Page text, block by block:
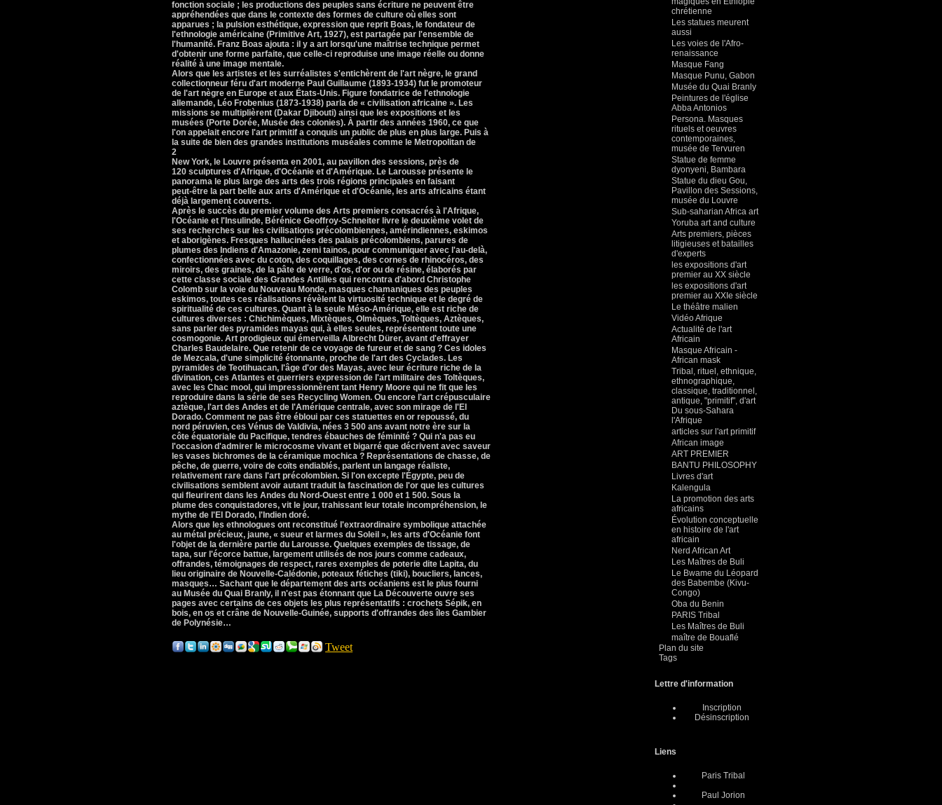
fonction sociale ; les productions des peuples sans écriture ne peuvent être
appréhendées que dans le contexte des formes de culture où elles sont
apparues ; la pulsion esthétique, expression que reprit Boas, le fondateur de
l'ethnologie américaine (Primitive Art, 1927), est partagée par l'ensemble de
l'humanité. Franz Boas ajouta : il y a art lorsqu'une maîtrise technique permet
d'obtenir une forme parfaite, que celle-ci reproduise une image réelle ou donne
réalité à une image mentale.
Alors que les artistes et les surréalistes s'entichèrent de l'art nègre, le grand
collectionneur féru d'art moderne Paul Guillaume (1893-1934) fut le promoteur
de l'art nègre en Europe et aux États-Unis. Figure fondatrice de l'ethnologie
allemande, Léo Frobenius (1873-1938) parla de « civilisation africaine ». Les
missions se multiplièrent (Dakar Djibouti) ainsi que les expositions et les
musées (Porte Dorée, Musée des colonies). À partir des années 1960, ce que
l'on appelait encore l'art primitif a conquis un public de plus en plus large. Puis à
la suite de bien des grandes institutions muséales comme le Metropolitan de
2
New York, le Louvre présenta en 2001, au pavillon des sessions, près de
120 sculptures d'Afrique, d'Océanie et d'Amérique. Le Larousse présente le
panorama le plus large des arts des trois régions principales en faisant
peut-être la part belle aux arts d'Amérique et d'Océanie, les arts africains étant
déjà largement couverts.
Après le succès du premier volume des Arts premiers consacrés à l'Afrique,
l'Océanie et l'Insulinde, Bérénice Geoffroy-Schneiter livre le deuxième volet de
ses recherches sur les civilisations précolombiennes, amérindiennes, eskimos
et aborigènes. Fresques hallucinées des palais précolombiens, parures de
plumes des Indiens d'Amazonie, zemi taïnos, pour communiquer avec l'au-delà,
confectionnées avec du coton, des coquillages, des cornes de rhinocéros, des
miroirs, des graines, de la pâte de verre, d'os, d'or ou de résine, élaborés par
cette classe sociale des Grandes Antilles qui rencontra d'abord Christophe
Colomb sur la voie du Nouveau Monde, masques chamaniques des peuples
eskimos, toutes ces réalisations révèlent la virtuosité technique et le degré de
spiritualité de ces cultures. Quant à la seule Méso-Amérique, elle est riche de
cultures diverses : Chichimèques, Mixtèques, Olmèques, Toltèques, Aztèques,
sans parler des pyramides mayas qui, à elles seules, représentent toute une
cosmogonie. Art prodigieux qui émerveilla Albrecht Dürer, avant d'effrayer
Charles Baudelaire. Que retenir de ce voyage de fureur et de sang ? Ces idoles
de Mezcala, d'une simplicité étonnante, proche de l'art des Cyclades. Les
pyramides de Teotihuacan, l'âge d'or des Mayas, avec leur écriture riche de la
divination, ces Atlantes et guerriers expression de l'art militaire des Toltèques,
avec les Chac mool, qui impressionnèrent tant Henry Moore qui ne fit que les
reproduire dans la série de ses Recycling Women. Ou encore l'art crépusculaire
aztèque, l'art des Andes et de l'Amérique centrale, avec son mirage de l'El
Dorado. Comment ne pas être ébloui par ces statuettes en or repoussé, du
nord péruvien, ces Vénus de Valdivia, nées 3 500 ans avant notre ère sur la
côte équatoriale du Pacifique, tendres ébauches de féminité ? Qui n'a pas eu
l'occasion d'admirer le microcosme vivant et bigarré que décrivent avec saveur
les vases bichromes de la céramique mochica ? Représentations de chasse, de
pêche, de guerre, voire de coïts endiablés, parlent un langage réaliste,
relativement rare dans l'art précolombien. Si l'on excepte l'Égypte, peu de
civilisations semblent avoir autant traduit la fascination de l'or que les cultures
qui fleurirent dans les Andes du Nord-Ouest entre 1 000 et 1 500. Sous la
plume des conquistadores, vit le jour, trahissant leur totale incompréhension, le
mythe de l'El Dorado, l'Indien doré.
Alors que les ethnologues ont reconstitué l'extraordinaire symbolique attachée
au métal précieux, jaune, « sueur et larmes du Soleil », les arts d'Océanie font
l'objet de la dernière partie du Larousse. Quelques exemples de tissage, de
tapa, sur l'écorce battue, largement utilisés de nos jours comme cadeaux,
offrandes, témoignages de respect, rares exemples de poterie dite Lapita, du
lieu originaire de Nouvelle-Calédonie, poteaux fétiches (tiki), boucliers, lances,
masques… Sachant que le département des arts océaniens est le plus fourni
au Musée du Quai Branly, il n'est pas étonnant que La Découverte ouvre ses
pages avec certains de ces objets les plus représentatifs : crochets Sépik, en
bois, en os et crâne de Nouvelle-Guinée, supports d'offrandes des îles Gambier
de Polynésie…
Tweet
chrétienne
Les statues meurent
aussi
Les voies de l'Afro-
renaissance
Masque Fang
Masque Punu, Gabon
Musée du Quai Branly
Peintures de l'église
Abba Antonios
Persona. Masques
rituels et oeuvres
contemporaines,
musée de Tervuren
Statue de femme
dyonyeni, Bambara
Statue du dieu Gou,
Pavillon des Sessions,
musée du Louvre
Sub-saharian Africa art
Yoruba art and culture
Arts premiers, pièces
litigieuses et batailles
d'experts
les expositions d'art
premier au XX siècle
les expositions d'art
premier au XXIe siècle
Le théâtre malien
Vidéo Afrique
Actualité de l'art
Africain
Masque Africain -
African mask
Tribal, rituel, ethnique,
ethnographique,
classique, traditionnel,
antique, "primitif", d'art
Du sous-Sahara
l'Afrique
articles sur l'art primitif
African image
ART PREMIER
BANTU PHILOSOPHY
Livres d'art
Kalengula
La promotion des arts
africains
Évolution conceptuelle
en histoire de l'art
africain
Nerd African Art
Les Maîtres de Buli
Le Bwame du Léopard
des Babembe (Kivu-
Congo)
Oba du Benin
PARIS Tribal
Les Maîtres de Buli
maître de Bouaflé
Plan du site
Tags
Lettre d'information
Inscription
Désinscription
Liens
Paris Tribal
Paul Jorion